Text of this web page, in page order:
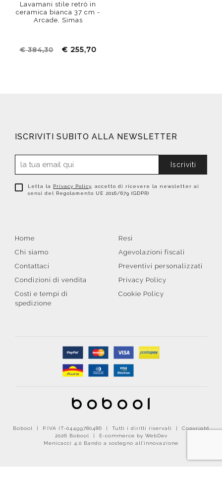
Lavamani stile retrò in
ceramica bianca 37 cm -
Arcade, Simas
€ 384,30 € 255,70
ISCRIVITI SUBITO ALLA NEWSLETTER
Iscriviti
Letta la Privacy Policy , accetto di ricevere la newsletter ai
sensi del Regolamento UE 2016/679 (GDPR)
Home
Chi siamo
Contattaci
Condizioni di vendita
Costi e tempi di
spedizione
Resi
Agevolazioni fiscali
Preventivi personalizzati
Privacy Policy
Cookie Policy
Bobool | P.IVA IT-04499780486 | Tutti i diritti riservati | Copyright
2026 Bobool |
E-commerce by WebDev
Menicacci 4.0 Bando a sostegno all'innovazione